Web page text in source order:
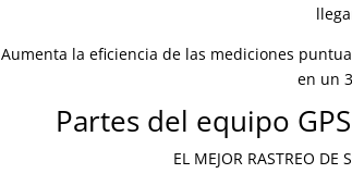
Aumenta la eficiencia de las mediciones
en un
Partes del equipo
EL MEJOR RASTREO DE